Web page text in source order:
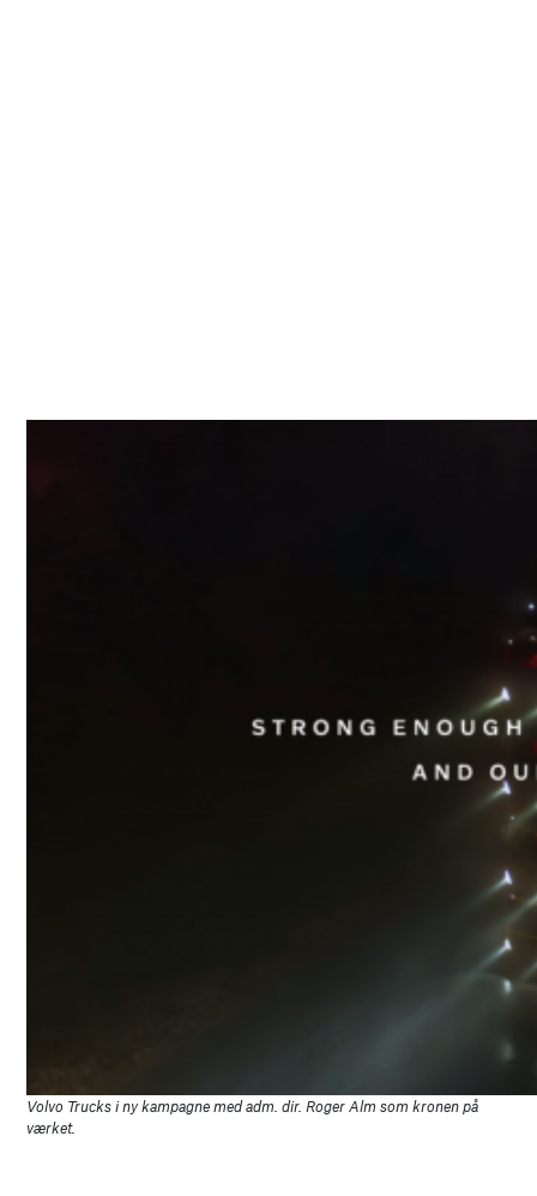
Volvo Trucks i ny kampagne med adm. dir. Roger Alm som kronen på
værket.